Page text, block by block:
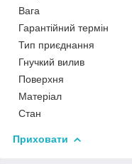
Вага
Гарантійний термін
Тип приєднання
Гнучкий вилив
Поверхня
Матеріал
Стан
Приховати